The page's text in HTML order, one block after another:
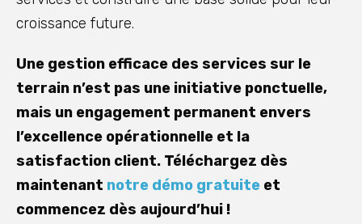
croissance future.
Une gestion efficace des services sur le
terrain n’est pas une initiative ponctuelle,
mais un engagement permanent envers
l’excellence opérationnelle et la
satisfaction client. Téléchargez dès
maintenant notre démo gratuite et
commencez dès aujourd’hui !